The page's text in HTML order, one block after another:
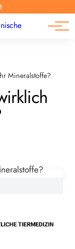
Mineralstoffe?